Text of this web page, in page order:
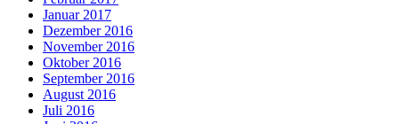
Januar 2017
Dezember 2016
November 2016
Oktober 2016
September 2016
August 2016
Juli 2016